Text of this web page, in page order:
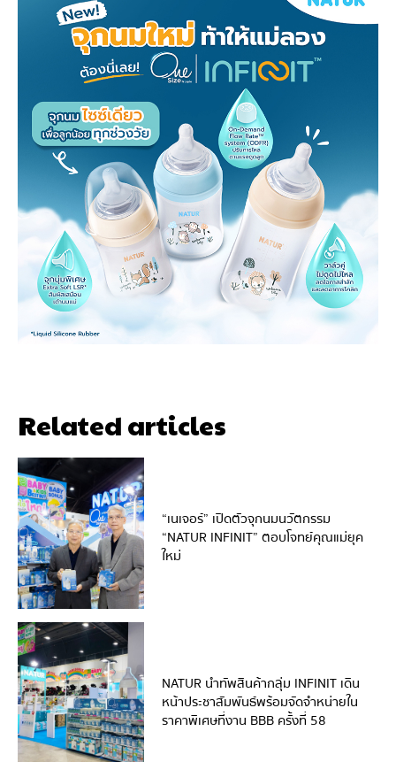
Related articles
“เนเจอร์” เปิดตัวจุกนมนวัตกรรม
“NATUR INFINIT” ตอบโจทย์คุณแม่ยุค
ใหม่
NATUR นำทัพสินค้ากลุ่ม INFINIT เดิน
หน้าประชาสัมพันธ์พร้อมจัดจำหน่ายใน
ราคาพิเศษที่งาน BBB ครั้งที่ 58